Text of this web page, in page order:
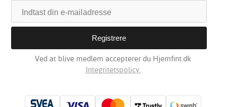
Ved at blive medlem accepterer du Hjemfint.dk
Integritetspolicy.